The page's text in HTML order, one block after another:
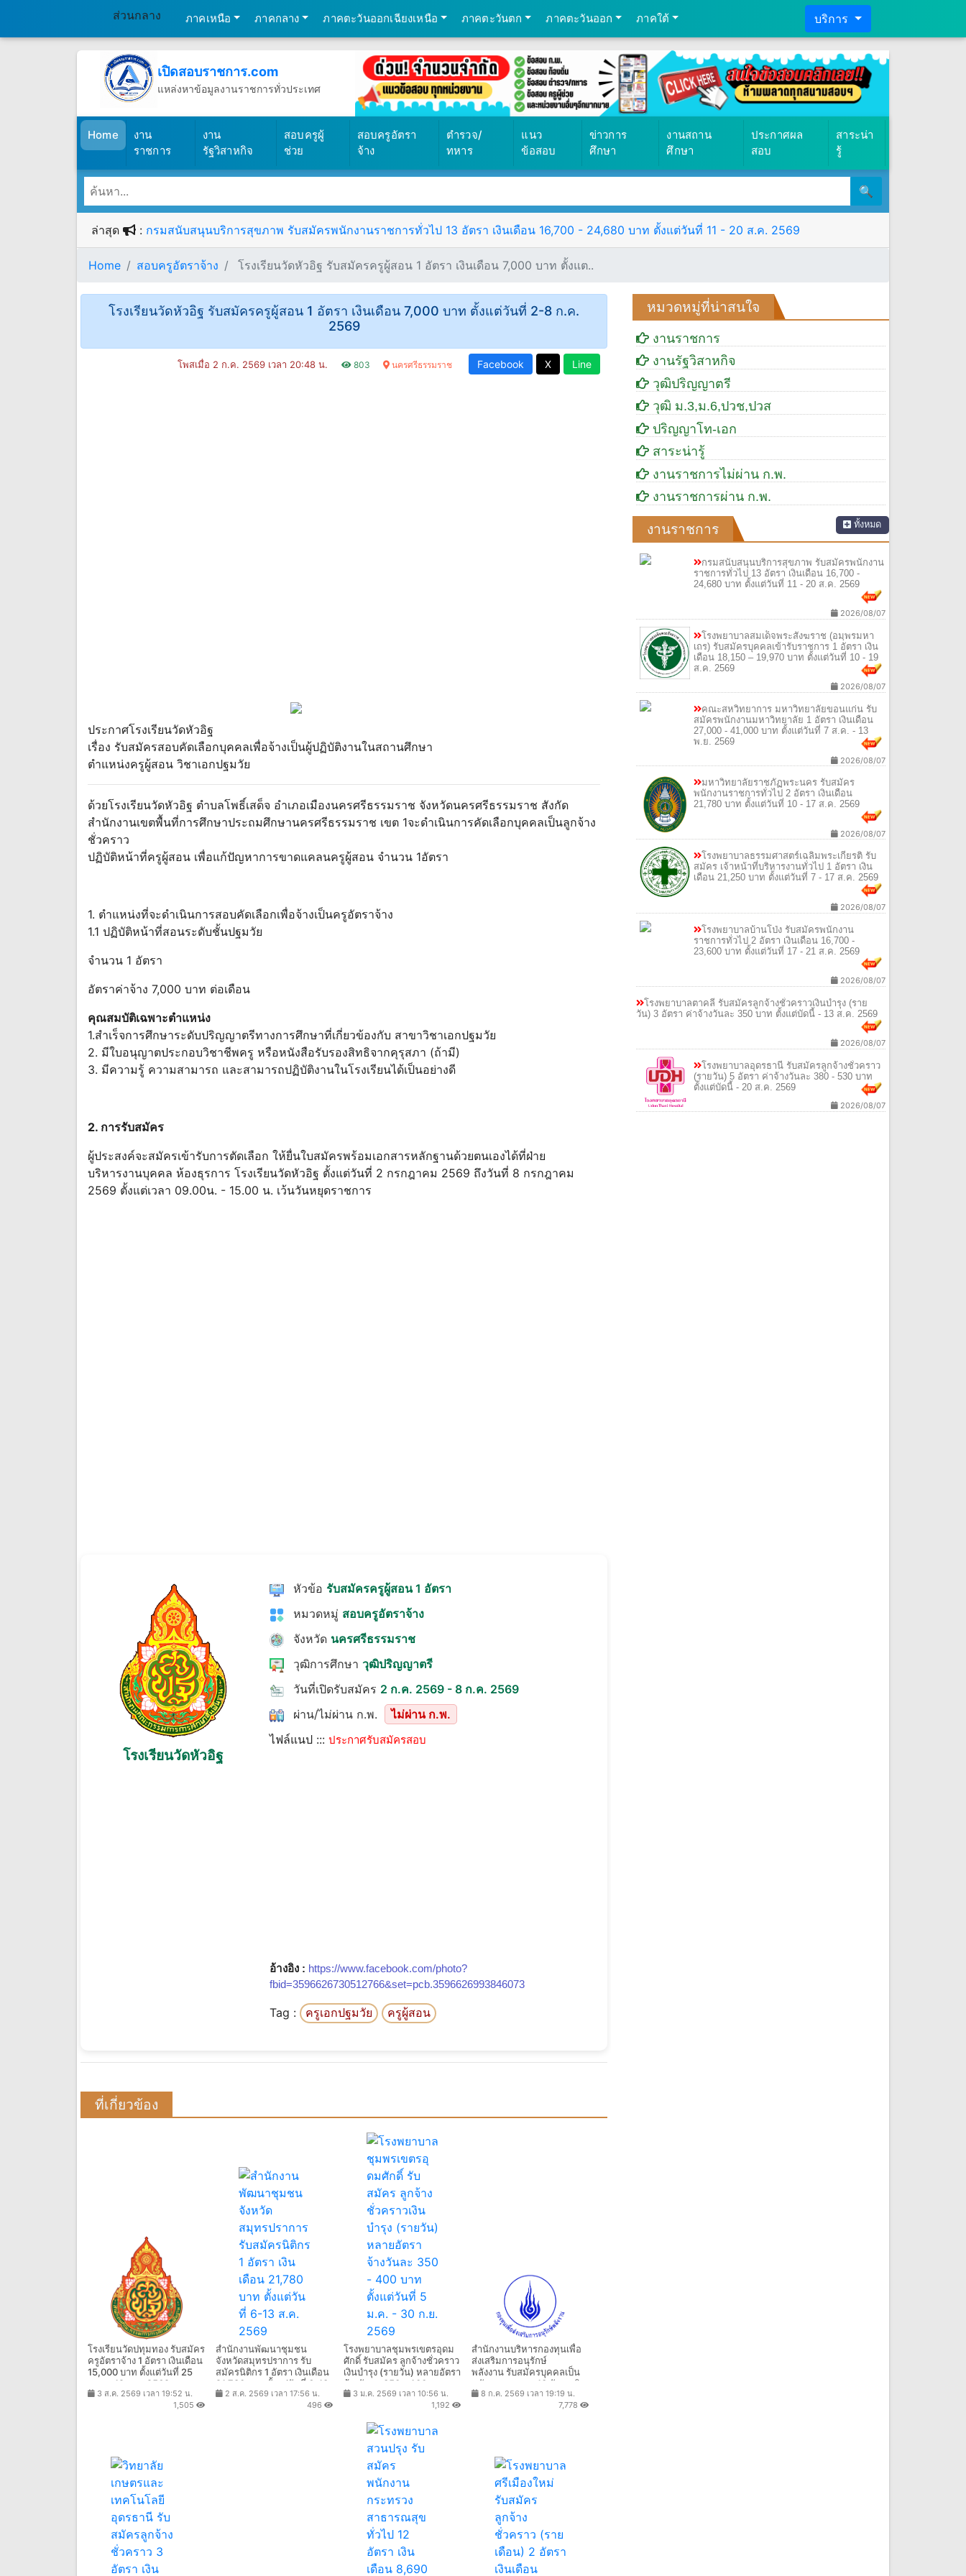
ส่วนกลาง ภาคเหนือ ภาคกลาง ภาคตะวันออกเฉียงเหนือ ภาคตะวันตก ภาคตะวันออก ภาคใต้ บริการ
เปิดสอบราชการ.com
แหล่งหาข้อมูลงานราชการทั่วประเทศ
Home(เปิดสอบราชการ)
งาน
ราชการ
งาน
รัฐวิสาหกิจ
สอบครูผู้
ช่วย
สอบครูอัตรา
จ้าง
ตำรวจ/
ทหาร
แนว
ข้อสอบ
ข่าวการ
ศึกษา
งานสถาน
ศึกษา
ประกาศผล
สอบ
สาระน่า
รู้
🔍
ล่าสุด : กรมสนับสนุนบริการสุขภาพ รับสมัครพนักงานราชการทั่วไป 13 อัตรา เงินเดือน 16,700 - 24,680 บาท ตั้งแต่วันที่ 11 - 20 ส.ค. 2569
Home สอบครูอัตราจ้าง โรงเรียนวัดหัวอิฐ รับสมัครครูผู้สอน 1 อัตรา เงินเดือน 7,000 บาท ตั้งแต..
โรงเรียนวัดหัวอิฐ รับสมัครครูผู้สอน 1 อัตรา เงินเดือน 7,000 บาท ตั้งแต่วันที่ 2-8 ก.ค.
2569
โพสเมื่อ 2 ก.ค. 2569 เวลา 20:48 น. 803 นครศรีธรรมราช Facebook X Line
ประกาศโรงเรียนวัดหัวอิฐ
เรื่อง รับสมัครสอบคัดเลือกบุคคลเพื่อจ้างเป็นผู้ปฏิบัติงานในสถานศึกษา
ตำแหน่งครูผู้สอน วิชาเอกปฐมวัย
ด้วยโรงเรียนวัดหัวอิฐ ตำบลโพธิ์เสด็จ อำเภอเมืองนครศรีธรรมราช จังหวัดนครศรีธรรมราช สังกัด
สำนักงานเขตพื้นที่การศึกษาประถมศึกษานครศรีธรรมราช เขต 1จะดำเนินการคัดเลือกบุคคลเป็นลูกจ้าง
ชั่วคราว
ปฏิบัติหน้าที่ครูผู้สอน เพื่อแก้ปัญหาการขาดแคลนครูผู้สอน จำนวน 1อัตรา
1. ตำแหน่งที่จะดำเนินการสอบคัดเลือกเพื่อจ้างเป็นครูอัตราจ้าง
1.1 ปฏิบัติหน้าที่สอนระดับชั้นปฐมวัย
จำนวน 1 อัตรา
อัตราค่าจ้าง 7,000 บาท ต่อเดือน
คุณสมบัติเฉพาะตำแหน่ง
1.สำเร็จการศึกษาระดับปริญญาตรีทางการศึกษาที่เกี่ยวข้องกับ สาขาวิชาเอกปฐมวัย
2. มีใบอนุญาตประกอบวิชาชีพครู หรือหนังสือรับรองสิทธิจากคุรุสภา (ถ้ามี)
3. มีความรู้ ความสามารถ และสามารถปฏิบัติงานในโรงเรียนได้เป็นอย่างดี
2. การรับสมัคร
ผู้ประสงค์จะสมัครเข้ารับการตัดเลือก ให้ยื่นใบสมัครพร้อมเอกสารหลักฐานด้วยตนเองได้ที่ฝ่าย
บริหารงานบุคคล ห้องธุรการ โรงเรียนวัดหัวอิฐ ตั้งแต่วันที่ 2 กรกฎาคม 2569 ถึงวันที่ 8 กรกฎาคม
2569 ตั้งแต่เวลา 09.00น. - 15.00 น. เว้นวันหยุดราชการ
โรงเรียนวัดหัวอิฐ
หัวข้อ รับสมัครครูผู้สอน 1 อัตรา
หมวดหมู่ สอบครูอัตราจ้าง
จังหวัด นครศรีธรรมราช
วุฒิการศึกษา วุฒิปริญญาตรี
วันที่เปิดรับสมัคร 2 ก.ค. 2569 - 8 ก.ค. 2569
ผ่าน/ไม่ผ่าน ก.พ.
ไม่ผ่าน ก.พ.
ไฟล์แนป ::: ประกาศรับสมัครสอบ
อ้างอิง : https://www.facebook.com/photo?
fbid=3596626730512766&set=pcb.3596626993846073
Tag : ครูเอกปฐมวัย ครูผู้สอน
ที่เกี่ยวข้อง
โรงเรียนวัดปทุมทอง รับสมัคร
ครูอัตราจ้าง 1 อัตรา เงินเดือน
15,000 บาท ตั้งแต่วันที่ 25
ก.ค. - 12 ส.ค. 2569
3 ส.ค. 2569 เวลา 19:52 น.
1,505
สำนักงานพัฒนาชุมชน
จังหวัดสมุทรปราการ รับ
สมัครนิติกร 1 อัตรา เงินเดือน
21,780 บาท ตั้งแต่วันที่ 6-13
ส.ค. 2569
2 ส.ค. 2569 เวลา 17:56 น.
496
โรงพยาบาลชุมพรเขตรอุดม
ศักดิ์ รับสมัคร ลูกจ้างชั่วคราว
เงินบํารุง (รายวัน) หลายอัตรา
จ้างวันละ 350 - 400 บาท
ตั้งแต่วันที่ 5 ม.ค. - 30 ก.ย.
3 ม.ค. 2569 เวลา 10:56 น.
1,192
สํานักงานบริหารกองทุนเพื่อ
ส่งเสริมการอนุรักษ์
พลังงาน รับสมัครบุคคลเป็น
พนักงานกองทุน 13 อัตรา เงิน
เดือน 21,780 - 24,840 บาท
ตั้งแต่วันที่ 14 ก.ค. - 10 ส.ค.
8 ก.ค. 2569 เวลา 19:19 น.
7,778
หมวดหมู่ที่น่าสนใจ
งานราชการ
งานรัฐวิสาหกิจ
วุฒิปริญญาตรี
วุฒิ ม.3,ม.6,ปวช,ปวส
ปริญญาโท-เอก
สาระน่ารู้
งานราชการไม่ผ่าน ก.พ.
งานราชการผ่าน ก.พ.
งานราชการ ทั้งหมด
กรมสนับสนุนบริการสุขภาพ รับสมัครพนักงาน
ราชการทั่วไป 13 อัตรา เงินเดือน 16,700 -
24,680 บาท ตั้งแต่วันที่ 11 - 20 ส.ค. 2569
2026/08/07
โรงพยาบาลสมเด็จพระสังฆราช (อมฺพรมหา
เถร) รับสมัครบุคคลเข้ารับราชการ 1 อัตรา เงิน
เดือน 18,150 – 19,970 บาท ตั้งแต่วันที่ 10 - 19
ส.ค. 2569
2026/08/07
คณะสหวิทยาการ มหาวิทยาลัยขอนแก่น รับ
สมัครพนักงานมหาวิทยาลัย 1 อัตรา เงินเดือน
27,000 - 41,000 บาท ตั้งแต่วันที่ 7 ส.ค. - 13
พ.ย. 2569
2026/08/07
มหาวิทยาลัยราชภัฏพระนคร รับสมัคร
พนักงานราชการทั่วไป 2 อัตรา เงินเดือน
21,780 บาท ตั้งแต่วันที่ 10 - 17 ส.ค. 2569
2026/08/07
โรงพยาบาลธรรมศาสตร์เฉลิมพระเกียรติ รับ
สมัคร เจ้าหน้าที่บริหารงานทั่วไป 1 อัตรา เงิน
เดือน 21,250 บาท ตั้งแต่วันที่ 7 - 17 ส.ค. 2569
2026/08/07
โรงพยาบาลบ้านโป่ง รับสมัครพนักงาน
ราชการทั่วไป 2 อัตรา เงินเดือน 16,700 -
23,600 บาท ตั้งแต่วันที่ 17 - 21 ส.ค. 2569
2026/08/07
โรงพยาบาลตาคลี รับสมัครลูกจ้างชั่วคราวเงินบํารุง (ราย
วัน) 3 อัตรา ค่าจ้างวันละ 350 บาท ตั้งแต่บัดนี้ - 13 ส.ค. 2569
2026/08/07
โรงพยาบาลอุดรธานี รับสมัครลูกจ้างชั่วคราว
(รายวัน) 5 อัตรา ค่าจ้างวันละ 380 - 530 บาท
ตั้งแต่บัดนี้ - 20 ส.ค. 2569
2026/08/07